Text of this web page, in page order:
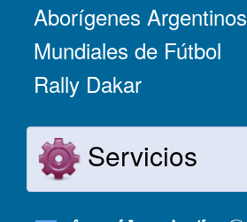
Aborígenes Argentinos
Mundiales de Fútbol
Rally Dakar
Servicios